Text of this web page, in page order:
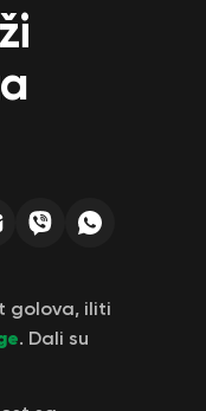
golova, iliti
. Dali su